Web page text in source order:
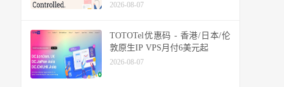
2026-08-07
TOTOTel优惠码 - 香港/日本/伦
敦原生IP VPS月付6美元起
2026-08-07